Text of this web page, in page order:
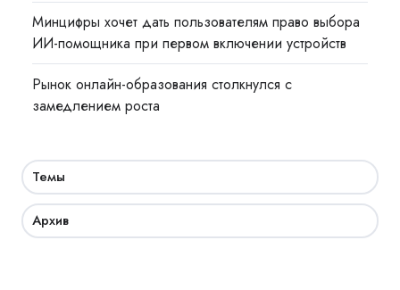
Минцифры хочет дать пользователям право выбора
ИИ-помощника при первом включении устройств
Рынок онлайн-образования столкнулся с
замедлением роста
Темы
Архив